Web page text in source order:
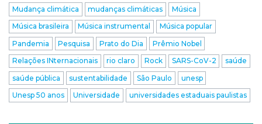
Mudança climática
mudanças climáticas
Música
Música brasileira
Música instrumental
Música popular
Pandemia
Pesquisa Prato do Dia
Prêmio Nobel
Relações INternacionais
rio claro Rock SARS-CoV-2
saúde
saúde pública
sustentabilidade São Paulo
unesp
Unesp 50 anos
Universidade universidades estaduais paulistas